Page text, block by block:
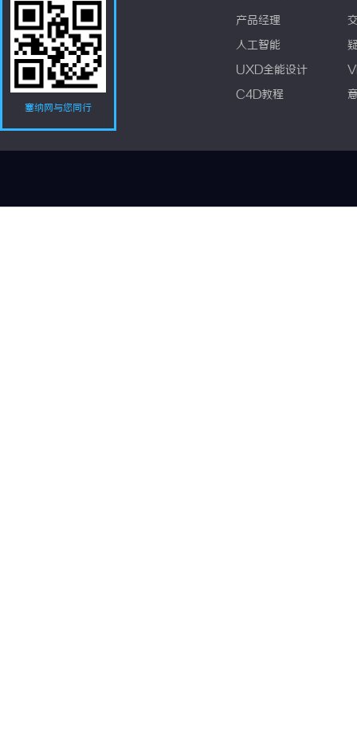
塞纳网与您同行
产品经理
人工智能
UXD全能设计
C4D教程